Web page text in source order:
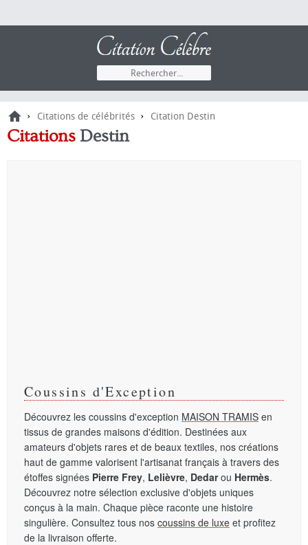
› Citations de célébrités › Citation Destin
Citations Destin
Coussins d'Exception
Découvrez les coussins d'exception MAISON TRAMIS en
tissus de grandes maisons d'édition. Destinées aux
amateurs d'objets rares et de beaux textiles, nos créations
haut de gamme valorisent l'artisanat français à travers des
étoffes signées Pierre Frey, Lelièvre, Dedarou Hermès.
Découvrez notre sélection exclusive d'objets uniques
conçus à la main. Chaque pièce raconte une histoire
singulière. Consultez tous nos coussins de luxe et profitez
de la livraison offerte.